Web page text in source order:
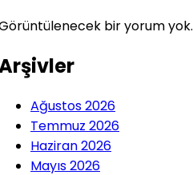
bir yorum yok.
Ağustos 2026
Temmuz 2026
Haziran 2026
Mayıs 2026